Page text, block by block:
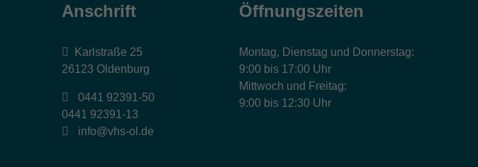
Anschrift
Karlstraße 25
26123 Oldenburg
0441 92391-50
0441 92391-13
info@vhs-ol.de
Öffnungszeiten
Montag, Dienstag und Donnerstag:
9:00 bis 17:00 Uhr
Mittwoch und Freitag:
9:00 bis 12:30 Uhr